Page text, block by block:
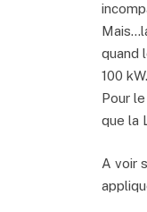
quand
100
Pour
que la
A voir